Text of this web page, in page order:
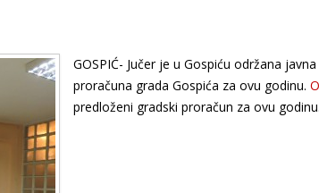
GOSPIĆ- Jučer je u Gospiću održana
proračuna grada Gospića za ovu godinu.
predloženi gradski proračun za ovu godinu.